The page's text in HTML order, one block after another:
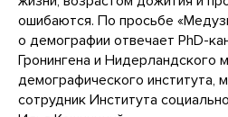
ошибаются. По просьбе
о демографии отвечает PhD-
Гронингена и Нидерландского
демографического института,
сотрудник Института